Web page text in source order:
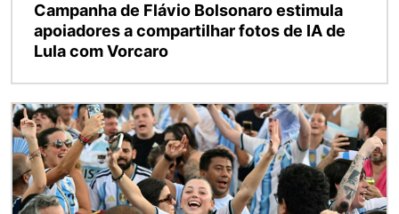
Campanha de Flávio Bolsonaro estimula
apoiadores a compartilhar fotos de IA de
Lula com Vorcaro
Imagem